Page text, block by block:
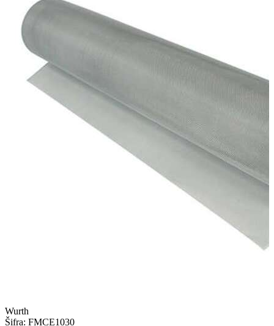
Wurth
Šifra: FMCE1030